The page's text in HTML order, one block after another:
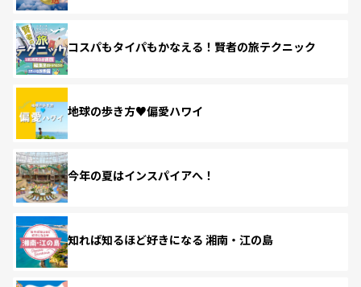
コスパもタイパもかなえる！賢者の旅テクニック
地球の歩き方♥偏愛ハワイ
今年の夏はインスパイアへ！
知れば知るほど好きになる 湘南・江の島